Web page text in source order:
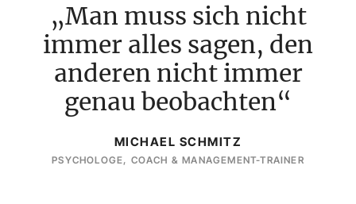
Man muss sich nicht
immer alles sagen, den
anderen nicht immer
genau beobachten
MICHAEL SCHMITZ
PSYCHOLOGE, COACH & MANAGEMENT-TRAINER